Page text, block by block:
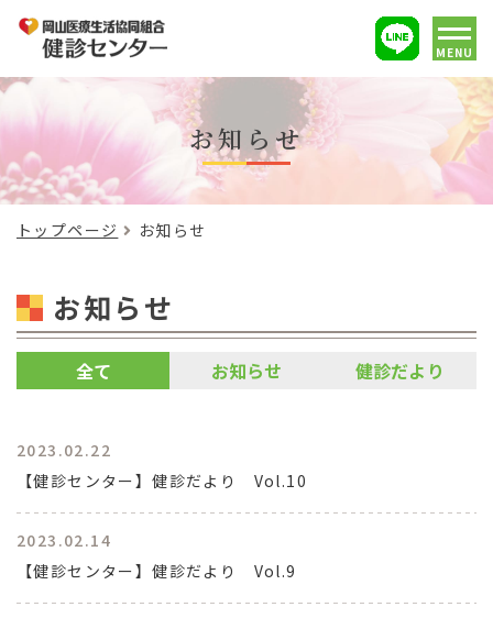
MENU
お知らせ
トップページ お知らせ
お知らせ
全て お知らせ 健診だより
2023.02.22
【健診センター】健診だより Vol.10
2023.02.14
【健診センター】健診だより Vol.9